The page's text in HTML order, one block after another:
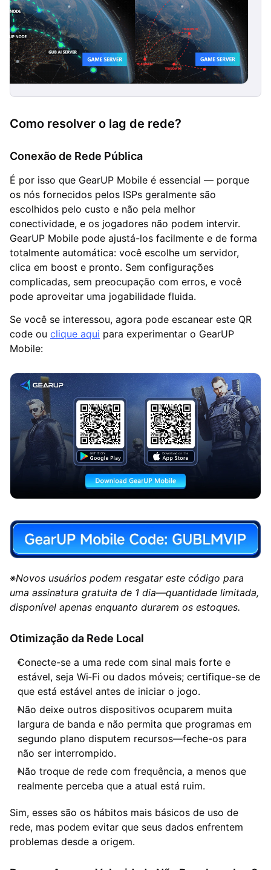
Como resolver o lag de rede?
Conexão de Rede Pública
É por isso que GearUP Mobile é essencial — porque
os nós fornecidos pelos ISPs geralmente são
escolhidos pelo custo e não pela melhor
conectividade, e os jogadores não podem intervir.
GearUP Mobile pode ajustá-los facilmente e de forma
totalmente automática: você escolhe um servidor,
clica em boost e pronto. Sem configurações
complicadas, sem preocupação com erros, e você
pode aproveitar uma jogabilidade fluida.
Se você se interessou, agora pode escanear este QR
code ou clique aqui para experimentar o GearUP
Mobile:
※Novos usuários podem resgatar este código para
uma assinatura gratuita de 1 dia—quantidade limitada,
disponível apenas enquanto durarem os estoques.
Otimização da Rede Local
Conecte-se a uma rede com sinal mais forte e
estável, seja Wi‑Fi ou dados móveis; certifique-se de
que está estável antes de iniciar o jogo.
Não deixe outros dispositivos ocuparem muita
largura de banda e não permita que programas em
segundo plano disputem recursos—feche-os para
não ser interrompido.
Não troque de rede com frequência, a menos que
realmente perceba que a atual está ruim.
Sim, esses são os hábitos mais básicos de uso de
rede, mas podem evitar que seus dados enfrentem
problemas desde a origem.